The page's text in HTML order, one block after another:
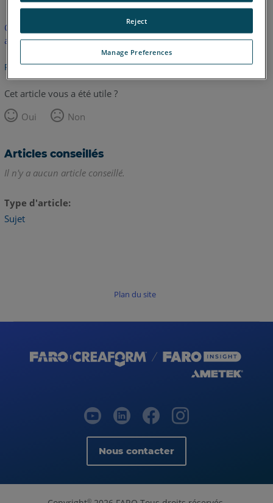
Cet article n'a pas été traduit. Cliquez ici pour voir la version
anglaise.
Retour haut de page
Cet article vous a été utile ?
Oui
Non
Articles conseillés
Il n'y a aucun article conseillé.
Type d'article
Sujet
Plan du site
Nous contacter
©
Manage Preferences
Reject